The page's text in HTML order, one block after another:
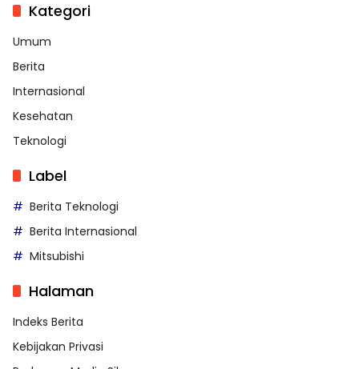
Kategori
Umum
Berita
Internasional
Kesehatan
Teknologi
Label
Berita Teknologi
Berita Internasional
Mitsubishi
Halaman
Indeks Berita
Kebijakan Privasi